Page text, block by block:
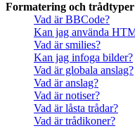
Formatering och trådtyper
Vad är BBCode?
Kan jag använda
Vad är smilies?
Kan jag infoga bilder?
Vad är globala anslag?
Vad är anslag?
Vad är notiser?
Vad är låsta trådar?
Vad är trådikoner?